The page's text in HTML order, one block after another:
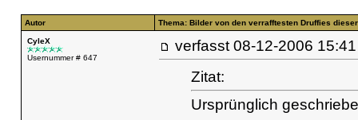
Autor Thema: Bilder von den verrafftesten Druffies dieser
CyleX
Usernummer # 647
verfasst 08-12-2006
Zitat:
Ursprünglich